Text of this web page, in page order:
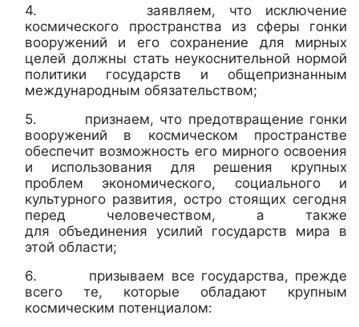
4. заявляем, что исключение
космического пространства из сферы гонки
вооружений и его сохранение для мирных
целей должны стать неукоснительной нормой
политики государств и общепризнанным
международным обязательством;
5. признаем, что предотвращение гонки
вооружений в космическом пространстве
обеспечит возможность его мирного освоения
и использования для решения крупных
проблем экономического, социального и
культурного развития, остро стоящих сегодня
перед человечеством, а также
для объединения усилий государств мира в
этой области;
6. призываем все государства, прежде
всего те, которые обладают крупным
космическим потенциалом: